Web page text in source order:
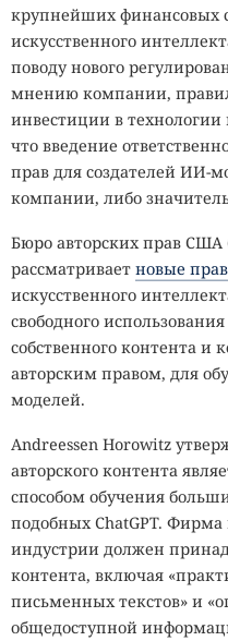
крупнейших финансовых
искусственного
поводу нового
мнению компании,
инвестиции в
что введение
прав для создателей ИИ-
компании, либо
Бюро авторских прав США
рассматривает новые
искусственного
свободного
собственного контента и
авторским правом, для
моделей.
Andreessen Horowitz
авторского контента
способом обучения
подобных ChatGPT. Фирма
индустрии должен
контента, включая
письменных текстов» и
общедоступной